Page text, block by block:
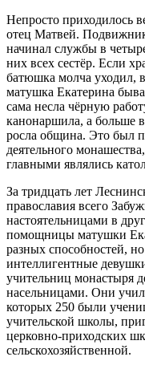
Непросто приходилось
отец Матвей.
начинал службы в
них всех сестёр. Если
батюшка молча уходил,
матушка Екатерина
сама несла чёрную
канонаршила, а больше
росла община. Это был
деятельного
главными являлись
За тридцать лет
православия всего
настоятельницами в
помощницы матушки
разных способностей,
интеллигентные
учительниц монастыря
насельницами. Они
которых 250 были
учительской школы,
церковно-приходских
сельскохозяйственной.